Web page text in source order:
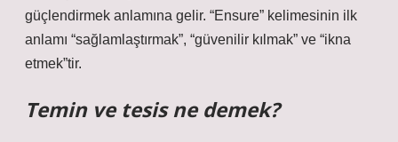
güçlendirmek anlamına gelir. “Ensure” kelimesinin ilk
anlamı “sağlamlaştırmak”, “güvenilir kılmak” ve “ikna
etmek”tir.
Temin ve tesis ne demek?